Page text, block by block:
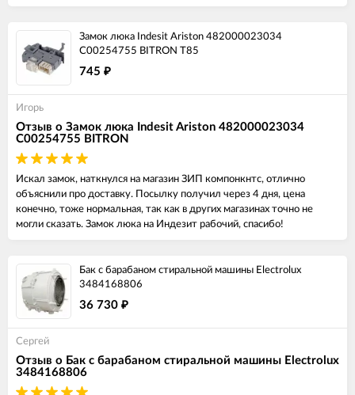
Замок люка Indesit Ariston 482000023034
C00254755 BITRON T85
745 ₽
Игорь
Отзыв о Замок люка Indesit Ariston 482000023034
C00254755 BITRON
Искал замок, наткнулся на магазин ЗИП компонкнтс, отлично
объяснили про доставку. Посылку получил через 4 дня, цена
конечно, тоже нормальная, так как в других магазинах точно не
могли сказать. Замок люка на Индезит рабочий, спасибо!
Бак с барабаном стиральной машины Electrolux
3484168806
36 730 ₽
Сергей
Отзыв о Бак с барабаном стиральной машины Electrolux
3484168806